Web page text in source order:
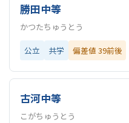
勝田中等
かつたちゅうとう
公立 共学 偏差値 39前後
古河中等
こがちゅうとう